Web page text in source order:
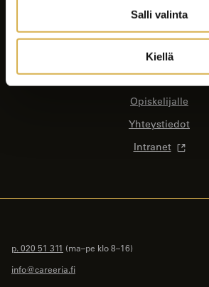
Salli valinta
Kiellä
Yrityksille ja yhteisöille
Asiakastyöt
Careeria
Ajankohtaista
Opiskelijalle
Yhteystiedot
Intranet
p. 020 51 311 (ma–pe klo 8–16)
info@careeria.fi